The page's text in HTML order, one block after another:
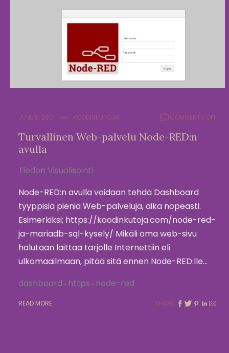
JUNE 5, 2021 KOODINKUTOJA COMMENTS OFFON
Turvallinen Web-palvelu Node-RED:n
avulla
Tiedon Visualisointi
Node-RED:n avulla voidaan tehdä Dashboard
tyyppisiä pieniä Web-palveluja, aika nopeasti.
Esimerkiksi; https://koodinkutoja.com/node-red-
ja-mariadb-sql-kysely/ Mikäli oma web-sivu
halutaan laittaa tarjolle Internettiin eli
ulkomaailmaan, pitää sitä ennen Node-RED:lle…
dashboard
https node-red
READ MORE SHARE: